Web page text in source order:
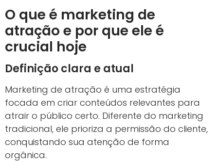
O que é marketing de
atração e por que ele é
crucial hoje
Definição clara e atual
Marketing de atração é uma estratégia
focada em criar conteúdos relevantes para
atrair o público certo. Diferente do marketing
tradicional, ele prioriza a permissão do cliente,
conquistando sua atenção de forma
orgânica.